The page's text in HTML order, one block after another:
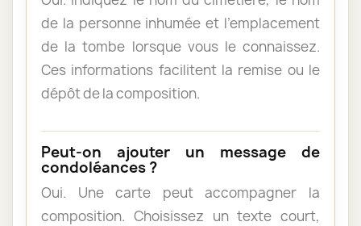
de la personne inhumée et l’emplacement
de la tombe lorsque vous le connaissez.
Ces informations facilitent la remise ou le
dépôt de la composition.
Peut-on ajouter un message de
condoléances ?
Oui. Une carte peut accompagner la
composition. Choisissez un texte court,